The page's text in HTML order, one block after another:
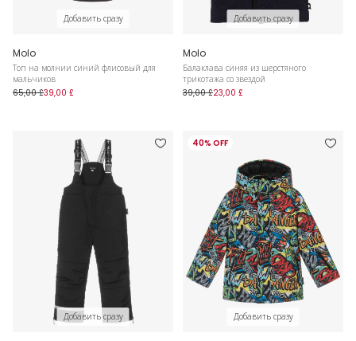
Добавить сразу
Molo
Топ на молнии синий флисовый для
мальчиков
65,00 £39,00 £
Добавить сразу
Molo
Балаклава синяя из шерстяного
трикотажа со звездой
39,00 £23,00 £
Добавить сразу
40% OFF
Добавить сразу